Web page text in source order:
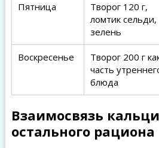
Пятница
Творог 120 г,
ломтик сельди,
зелень
Воскресенье
Творог 200 г
часть
блюда
Взаимосвязь
остального рациона